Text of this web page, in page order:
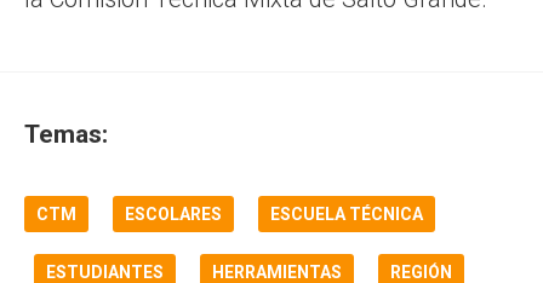
Temas:
CTM ESCOLARES ESCUELA TÉCNICA
ESTUDIANTES HERRAMIENTAS REGIÓN